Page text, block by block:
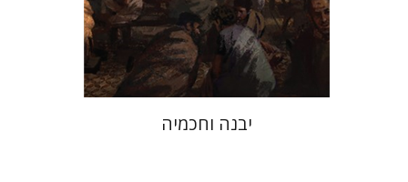
הנחת אתר ספר מודפס
$46
$41
יבנה וחכמיה